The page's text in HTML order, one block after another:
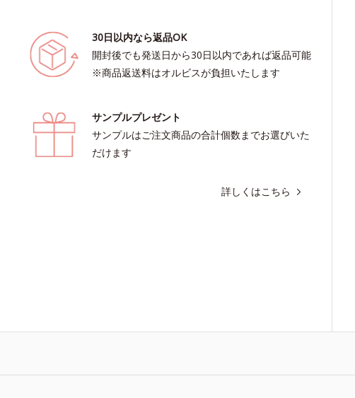
30日以内なら返品OK
開封後でも発送日から30日以内であれば返品可能
※商品返送料はオルビスが負担いたします
サンプルプレゼント
サンプルはご注文商品の合計個数までお選びいた
だけます
詳しくはこちら